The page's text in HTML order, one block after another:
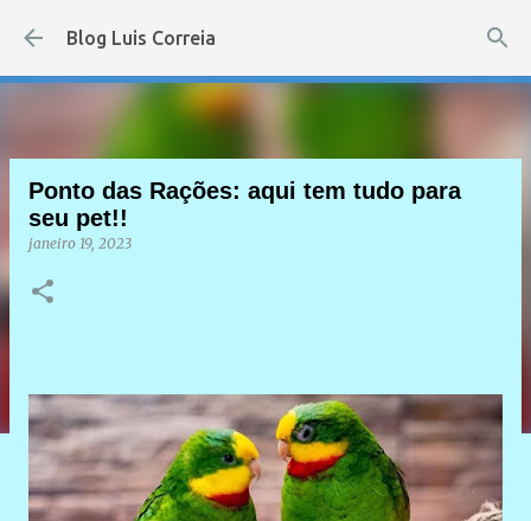
Pular para o conteúdo principal
Blog Luis Correia
Ponto das Rações: aqui tem tudo para
seu pet!!
janeiro 19, 2023